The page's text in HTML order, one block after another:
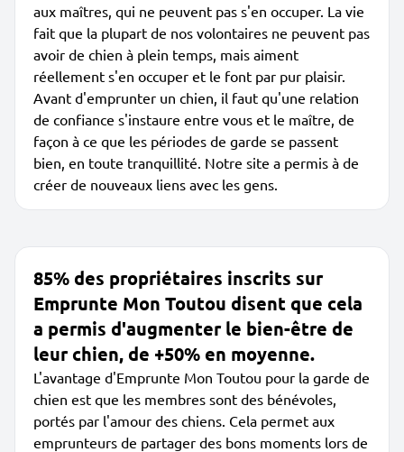
aux maîtres, qui ne peuvent pas s'en occuper. La vie
fait que la plupart de nos volontaires ne peuvent pas
avoir de chien à plein temps, mais aiment
réellement s'en occuper et le font par pur plaisir.
Avant d'emprunter un chien, il faut qu'une relation
de confiance s'instaure entre vous et le maître, de
façon à ce que les périodes de garde se passent
bien, en toute tranquillité. Notre site a permis à de
créer de nouveaux liens avec les gens.
85% des propriétaires inscrits sur
Emprunte Mon Toutou disent que cela
a permis d'augmenter le bien-être de
leur chien, de +50% en moyenne.
L'avantage d'Emprunte Mon Toutou pour la garde de
chien est que les membres sont des bénévoles,
portés par l'amour des chiens. Cela permet aux
emprunteurs de partager des bons moments lors de